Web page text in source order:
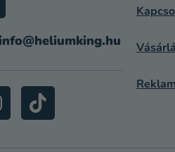
info@heliumking.hu